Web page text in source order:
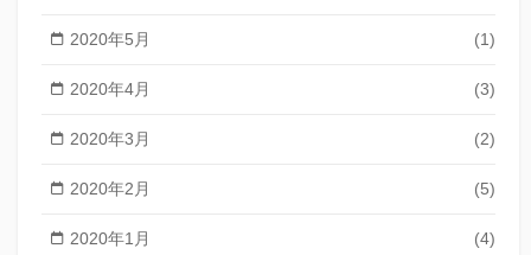
2020年5月 (1)
2020年4月 (3)
2020年3月 (2)
2020年2月 (5)
2020年1月 (4)